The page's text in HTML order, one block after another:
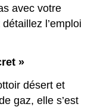
avec votre
l’emploi
»
désert et
gaz, elle s’est